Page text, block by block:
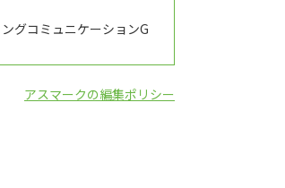
グコミュニケーションG
アスマークの編集ポリシー